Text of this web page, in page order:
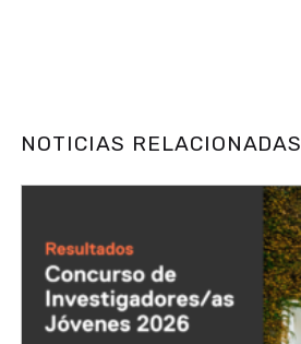
NOTICIAS RELACIONADAS